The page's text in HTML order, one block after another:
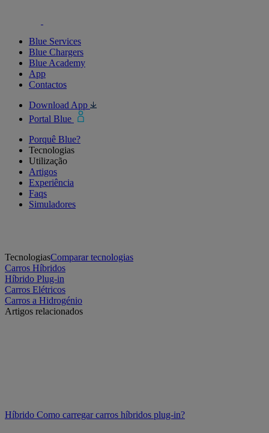
Blue Services
Blue Chargers
Blue Academy
App
Contactos
Download App
Portal Blue
Porquê Blue?
Tecnologias
Utilização
Artigos
Experiência
Faqs
Simuladores
TecnologiasComparar tecnologias
Carros Híbridos
Híbrido Plug-in
Carros Elétricos
Carros a Hidrogénio
Artigos relacionados
Híbrido Como carregar carros híbridos plug-in?